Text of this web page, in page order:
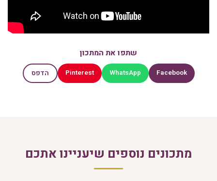
שתפו את המתכון
Facebook
WhatsApp
Pinterest הדפס
מתכונים נוספים שיעניינו אתכם